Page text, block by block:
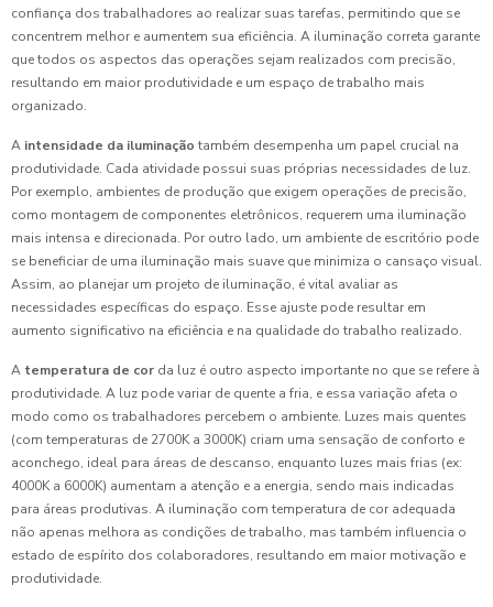
confiança dos trabalhadores ao realizar suas tarefas, permitindo que se
concentrem melhor e aumentem sua eficiência. A iluminação correta garante
que todos os aspectos das operações sejam realizados com precisão,
resultando em maior produtividade e um espaço de trabalho mais
organizado.
A intensidade da iluminação também desempenha um papel crucial na
produtividade. Cada atividade possui suas próprias necessidades de luz.
Por exemplo, ambientes de produção que exigem operações de precisão,
como montagem de componentes eletrônicos, requerem uma iluminação
mais intensa e direcionada. Por outro lado, um ambiente de escritório pode
se beneficiar de uma iluminação mais suave que minimiza o cansaço visual.
Assim, ao planejar um projeto de iluminação, é vital avaliar as
necessidades específicas do espaço. Esse ajuste pode resultar em
aumento significativo na eficiência e na qualidade do trabalho realizado.
A temperatura de cor da luz é outro aspecto importante no que se refere à
produtividade. A luz pode variar de quente a fria, e essa variação afeta o
modo como os trabalhadores percebem o ambiente. Luzes mais quentes
(com temperaturas de 2700K a 3000K) criam uma sensação de conforto e
aconchego, ideal para áreas de descanso, enquanto luzes mais frias (ex:
4000K a 6000K) aumentam a atenção e a energia, sendo mais indicadas
para áreas produtivas. A iluminação com temperatura de cor adequada
não apenas melhora as condições de trabalho, mas também influencia o
estado de espírito dos colaboradores, resultando em maior motivação e
produtividade.